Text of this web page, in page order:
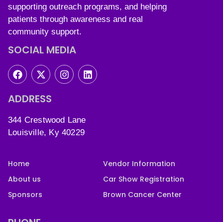
supporting outreach programs, and helping
patients through awareness and real
community support.
SOCIAL MEDIA
ADDRESS
344 Crestwood Lane
Louisville, Ky 40229
Home
About us
Sponsors
Vendor Information
Car Show Registration
Brown Cancer Center